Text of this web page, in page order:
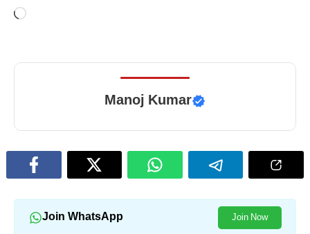
Loading…
Manoj Kumar
Join WhatsApp Join Now